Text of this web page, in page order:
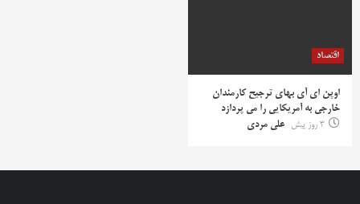
اقتصاد
اوپن ای آی بهای ترجیح کارمندان
خارجی به آمریکایی را می پردازد
3 روز پیش
علی مردی